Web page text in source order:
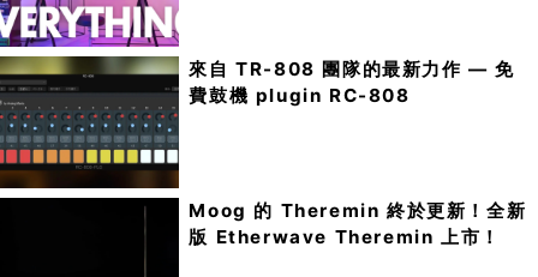
來自 TR-808 團隊的最新力作 — 免
費鼓機 plugin RC-808
Moog 的 Theremin 終於更新！全新
版 Etherwave Theremin 上市！